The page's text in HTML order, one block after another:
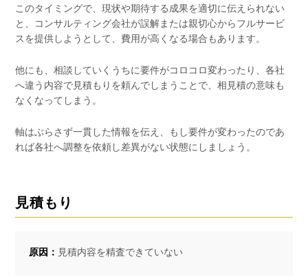
このタイミングで、現状や期待する成果を適切に伝えられない
と、コンサルティング会社が誤解または親切心からフルサービ
スを提供しようとして、費用が高くなる場合もあります。
他にも、相談していくうちに要件がコロコロ変わったり、各社
へ違う内容で見積もりを頼んでしまうことで、相見積の意味も
なくなってしまう。
軸はぶらさず一貫した情報を伝え、もし要件が変わったのであ
れば各社へ調整を依頼し差異がない状態にしましょう。
見積もり
原因： 見積内容を精査できていない